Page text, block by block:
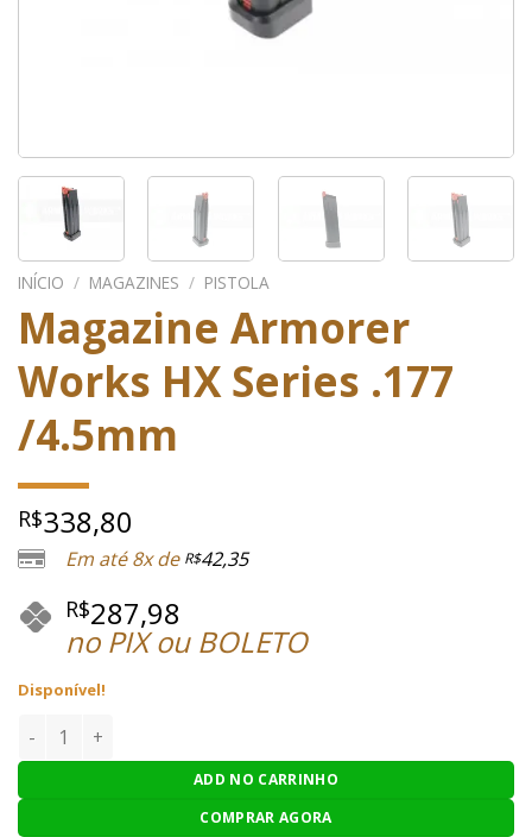
INÍCIO / MAGAZINES / PISTOLA
Magazine Armorer
Works HX Series .177
/4.5mm
R$338,80
Em até 8x de R$42,35
R$287,98
no PIX ou BOLETO
Disponível!
Magazine Armorer Works HX Series .177 /4.5mm
ADD NO CARRINHO
COMPRAR AGORA